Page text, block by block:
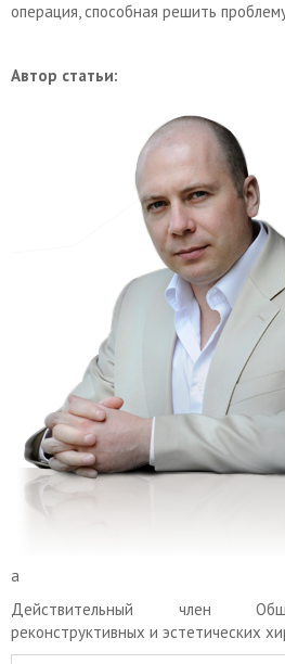
операция, способная решить
Автор статьи:
а
Действительный член
реконструктивных и эстетических